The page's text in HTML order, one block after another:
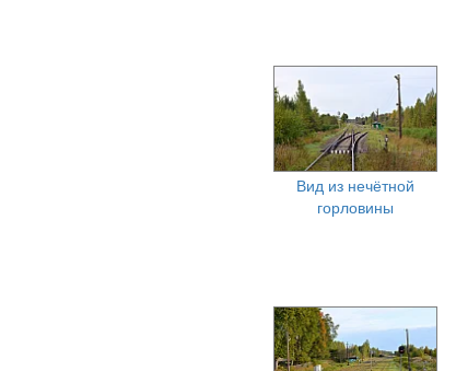
Вид из нечётной
горловины